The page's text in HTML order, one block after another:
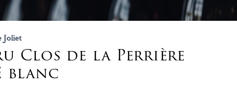
Joliet
Clos de la Perrière
blanc